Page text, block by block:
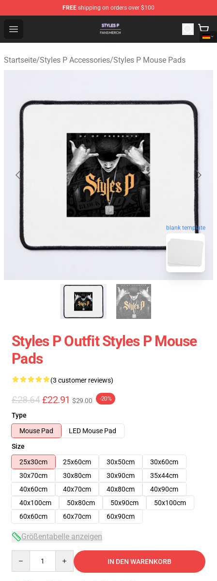
FREE shipping on orders over $100
Open menu
Styles P Shop - Official Styles P Merchandise Store
Startseite/Styles P Accessories/Styles P Mouse Pads
blank template
Styles P Outfit Styles P Mouse
Pads
(3 customer reviews)
£28.64 £22.91 $29.00 -20%
Type
Mouse Pad
LED Mouse Pad
Size
25x30cm
25x60cm 30x50cm
30x60cm
30x70cm
30x80cm 30x90cm
35x44cm
40x60cm
40x70cm 40x80cm
40x90cm
40x100cm
50x80cm 50x90cm
50x100cm
60x60cm
60x70cm 60x90cm
Größentabelle anzeigen
IN DEN WARENKORB